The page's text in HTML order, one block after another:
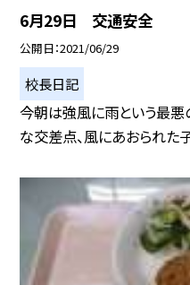
6月29日 交通安全
公開日 2021/06/29
校長日記
今朝は強風に雨という最悪
な交差点、風にあおられた